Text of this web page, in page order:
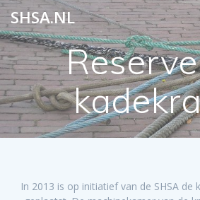
Ga
naar
de
inhoud
SHSA.NL
In 2013 is op initiatief van de SHSA de